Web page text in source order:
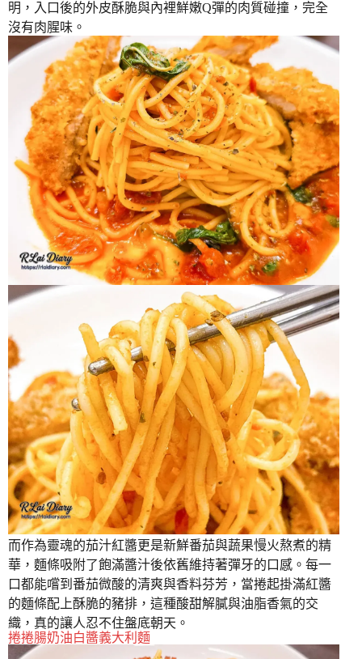
明，入口後的外皮酥脆與內裡鮮嫩Q彈的肉質碰撞，完全
沒有肉腥味。
而作為靈魂的茄汁紅醬更是新鮮番茄與蔬果慢火熬煮的精
華，麵條吸附了飽滿醬汁後依舊維持著彈牙的口感。每一
口都能嚐到番茄微酸的清爽與香料芬芳，當捲起掛滿紅醬
的麵條配上酥脆的豬排，這種酸甜解膩與油脂香氣的交
織，真的讓人忍不住盤底朝天。
捲捲腸奶油白醬義大利麵